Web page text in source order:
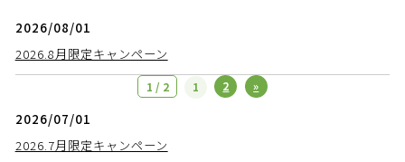
2026/08/01
2026.8月限定キャンペーン
1 / 2 1 2 »
2026/07/01
2026.7月限定キャンペーン